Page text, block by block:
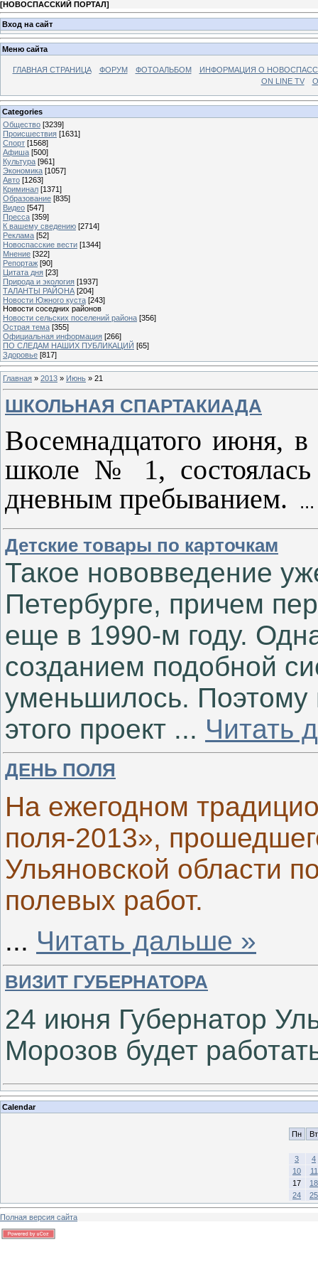
[НОВОСПАССКИЙ ПОРТАЛ]
Вход на сайт
Меню сайта
ГЛАВНАЯ СТРАНИЦА ФОРУМ ФОТОАЛЬБОМ
ИНФОРМАЦИЯ О
ON LINE TV
Categories
Общество [3239]
Происшествия [1631]
Спорт [1568]
Афиша [500]
Культура [961]
Экономика [1057]
Авто [1263]
Криминал [1371]
Образование [835]
Видео [547]
Пресса [359]
К вашему сведению [2714]
Реклама [52]
Новоспасские вести [1344]
Мнение [322]
Репортаж [90]
Цитата дня [23]
Природа и экология [1937]
ТАЛАНТЫ РАЙОНА [204]
Новости Южного куста [243]
Новости соседних районов
Новости сельских поселений района [356]
Острая тема [355]
Официальная информация [266]
ПО СЛЕДАМ НАШИХ ПУБЛИКАЦИЙ [65]
Здоровье [817]
Главная » 2013 » Июнь » 21
ШКОЛЬНАЯ СПАРТАКИАДА
Восемнадцатого июня,
школе № 1, состоялась
дневным пребыванием.
Детские товары по карточкам
Такое нововведение
Петербурге, причем
еще в 1990-м году.
созданием подобной
уменьшилось. Поэтому
этого проект ... Читать
ДЕНЬ ПОЛЯ
На ежегодном
поля-2013»,
Ульяновской области
полевых работ.
... Читать дальше »
ВИЗИТ ГУБЕРНАТОРА
24 июня Губернатор
Морозов будет
Calendar
Пн Вт
3
4
10
11
17
18
24
25
Полная версия сайта